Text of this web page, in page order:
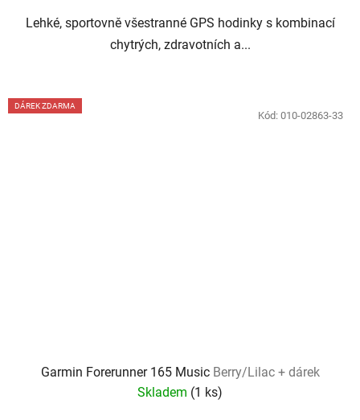
Lehké, sportovně všestranné GPS hodinky s kombinací
chytrých, zdravotních a...
DÁREK ZDARMA
Garmin Forerunner 165 Music Berry/Lilac + dárek
Skladem (1 ks)
Kód: 010-02863-33